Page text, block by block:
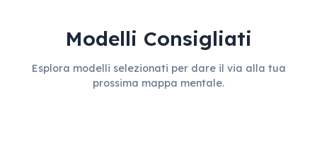
Modelli Consigliati
Esplora modelli selezionati per dare il via alla tua
prossima mappa mentale.